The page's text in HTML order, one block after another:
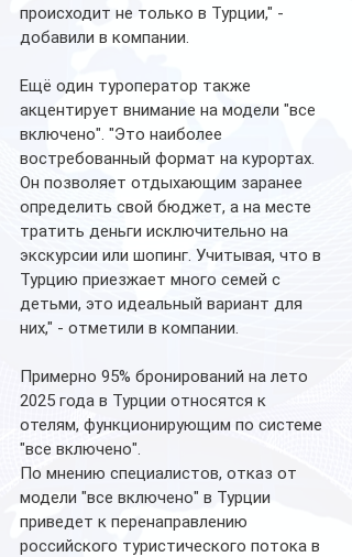
происходит не только в Турции," -
добавили в компании.
Ещё один туроператор также
акцентирует внимание на модели "все
включено". "Это наиболее
востребованный формат на курортах.
Он позволяет отдыхающим заранее
определить свой бюджет, а на месте
тратить деньги исключительно на
экскурсии или шопинг. Учитывая, что в
Турцию приезжает много семей с
детьми, это идеальный вариант для
них," - отметили в компании.
Примерно 95% бронирований на лето
2025 года в Турции относятся к
отелям, функционирующим по системе
"все включено".
По мнению специалистов, отказ от
модели "все включено" в Турции
приведет к перенаправлению
российского туристического потока в